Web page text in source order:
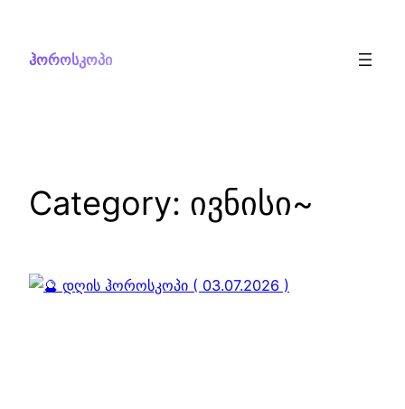
content
ჰოროსკოპი
Category: ივნისი~